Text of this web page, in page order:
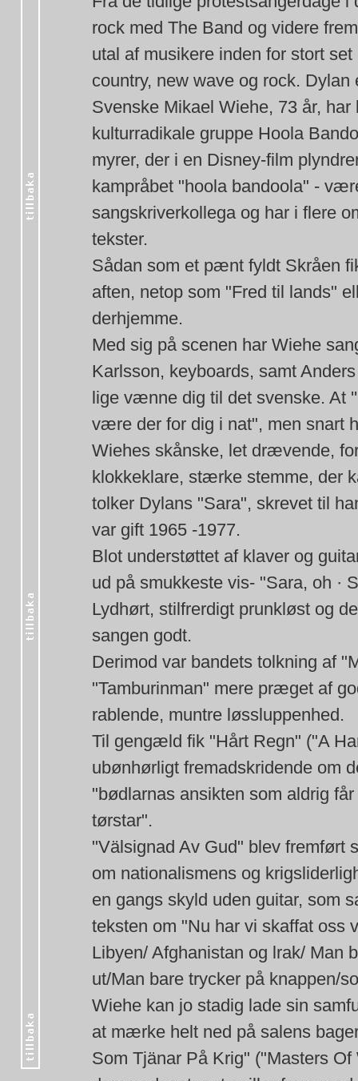
rock med The Band og videre
utal af musikere inden for stort
country, new wave og rock.
Svenske Mikael Wiehe, 73 år,
kulturradikale gruppe Hoola
myrer, der i en Disney-film
kampråbet "hoola bandoola" -
sangskriverkollega og har i flere
tekster.
Sådan som et pænt fyldt Skråen
aften, netop som "Fred til lands"
derhjemme.
Med sig på scenen har Wiehe
Karlsson, keyboards, samt
lige vænne dig til det svenske. At
være der for dig i nat", men snart
Wiehes skånske, let drævende,
klokkeklare, stærke stemme, der
tolker Dylans "Sara", skrevet til
var gift 1965 -1977.
Blot understøttet af klaver og
ud på smukkeste vis- "Sara, oh ·
Lydhørt, stilfrerdigt prunkløst og
sangen godt.
Derimod var bandets tolkning af
"Tamburinman" mere præget af
rablende, muntre løssluppenhed.
Til gengæld fik "Hårt Regn" ("A
ubønhørligt fremadskridende om
"bødlarnas ansikten som aldrig
tørstar".
"Välsignad Av Gud" blev fremført
om nationalismens og
en gangs skyld uden guitar, som
teksten om "Nu har vi skaffat oss
Libyen/ Afghanistan og lrak/ Man
ut/Man bare trycker på knappen/
Wiehe kan jo stadig lade sin
at mærke helt ned på salens
Som Tjänar På Krig" ("Masters